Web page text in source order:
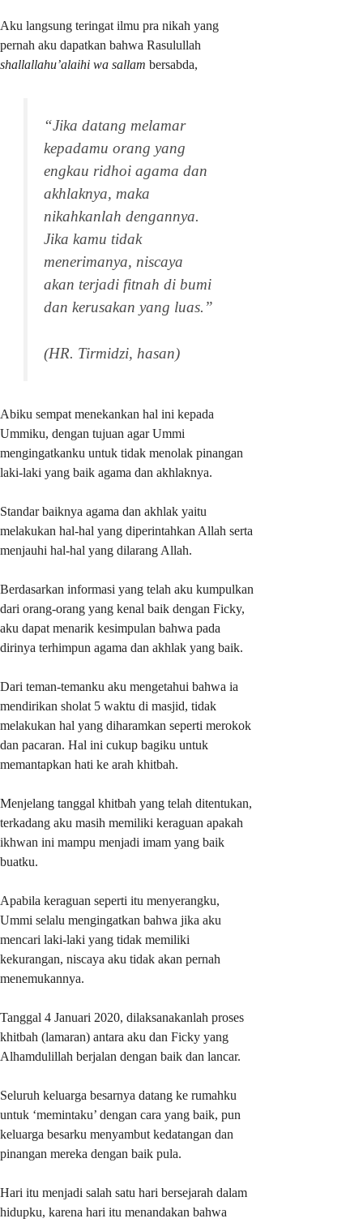
Aku langsung teringat ilmu pra nikah yang
pernah aku dapatkan bahwa Rasulullah
shallallahu’alaihi wa sallam bersabda,
“Jika datang melamar
kepadamu orang yang
engkau ridhoi agama dan
akhlaknya, maka
nikahkanlah dengannya.
Jika kamu tidak
menerimanya, niscaya
akan terjadi fitnah di bumi
dan kerusakan yang luas.”
(HR. Tirmidzi, hasan)
Abiku sempat menekankan hal ini kepada
Ummiku, dengan tujuan agar Ummi
mengingatkanku untuk tidak menolak pinangan
laki-laki yang baik agama dan akhlaknya.
Standar baiknya agama dan akhlak yaitu
melakukan hal-hal yang diperintahkan Allah serta
menjauhi hal-hal yang dilarang Allah.
Berdasarkan informasi yang telah aku kumpulkan
dari orang-orang yang kenal baik dengan Ficky,
aku dapat menarik kesimpulan bahwa pada
dirinya terhimpun agama dan akhlak yang baik.
Dari teman-temanku aku mengetahui bahwa ia
mendirikan sholat 5 waktu di masjid, tidak
melakukan hal yang diharamkan seperti merokok
dan pacaran. Hal ini cukup bagiku untuk
memantapkan hati ke arah khitbah.
Menjelang tanggal khitbah yang telah ditentukan,
terkadang aku masih memiliki keraguan apakah
ikhwan ini mampu menjadi imam yang baik
buatku.
Apabila keraguan seperti itu menyerangku,
Ummi selalu mengingatkan bahwa jika aku
mencari laki-laki yang tidak memiliki
kekurangan, niscaya aku tidak akan pernah
menemukannya.
Tanggal 4 Januari 2020, dilaksanakanlah proses
khitbah (lamaran) antara aku dan Ficky yang
Alhamdulillah berjalan dengan baik dan lancar.
Seluruh keluarga besarnya datang ke rumahku
untuk ‘memintaku’ dengan cara yang baik, pun
keluarga besarku menyambut kedatangan dan
pinangan mereka dengan baik pula.
Hari itu menjadi salah satu hari bersejarah dalam
hidupku, karena hari itu menandakan bahwa